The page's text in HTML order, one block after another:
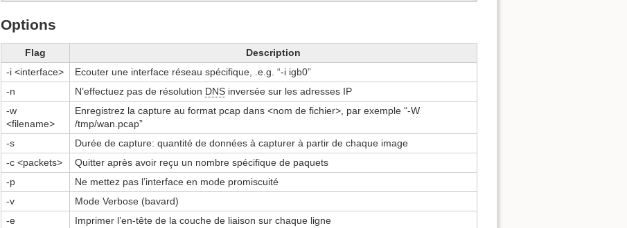
Options
Flag
Description
-i <interface>
Ecouter une interface réseau spécifique, .e.g. “-i igb0”
-n
N’effectuez pas de résolution DNS inversée sur les adresses IP
-w
<filename>
Enregistrez la capture au format pcap dans <nom de fichier>, par exemple “-W
/tmp/wan.pcap”
-s
Durée de capture: quantité de données à capturer à partir de chaque image
-c <packets>
Quitter après avoir reçu un nombre spécifique de paquets
-p
Ne mettez pas l’interface en mode promiscuité
-v
Mode Verbose (bavard)
-e
Imprimer l’en-tête de la couche de liaison sur chaque ligne